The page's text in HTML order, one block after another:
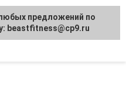
предложений по
beastfitness@cp9.ru